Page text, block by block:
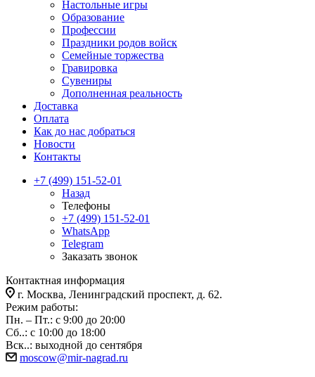
Настольные игры
Образование
Профессии
Праздники родов войск
Семейные торжества
Гравировка
Сувениры
Дополненная реальность
Доставка
Оплата
Как до нас добраться
Новости
Контакты
+7 (499) 151-52-01
Назад
Телефоны
+7 (499) 151-52-01
WhatsApp
Telegram
Заказать звонок
Контактная информация
г. Москва, Ленинградский проспект, д. 62.
Режим работы:
Пн. – Пт.: с 9:00 до 20:00
Сб..: с 10:00 до 18:00
Вск..: выходной до сентября
moscow@mir-nagrad.ru